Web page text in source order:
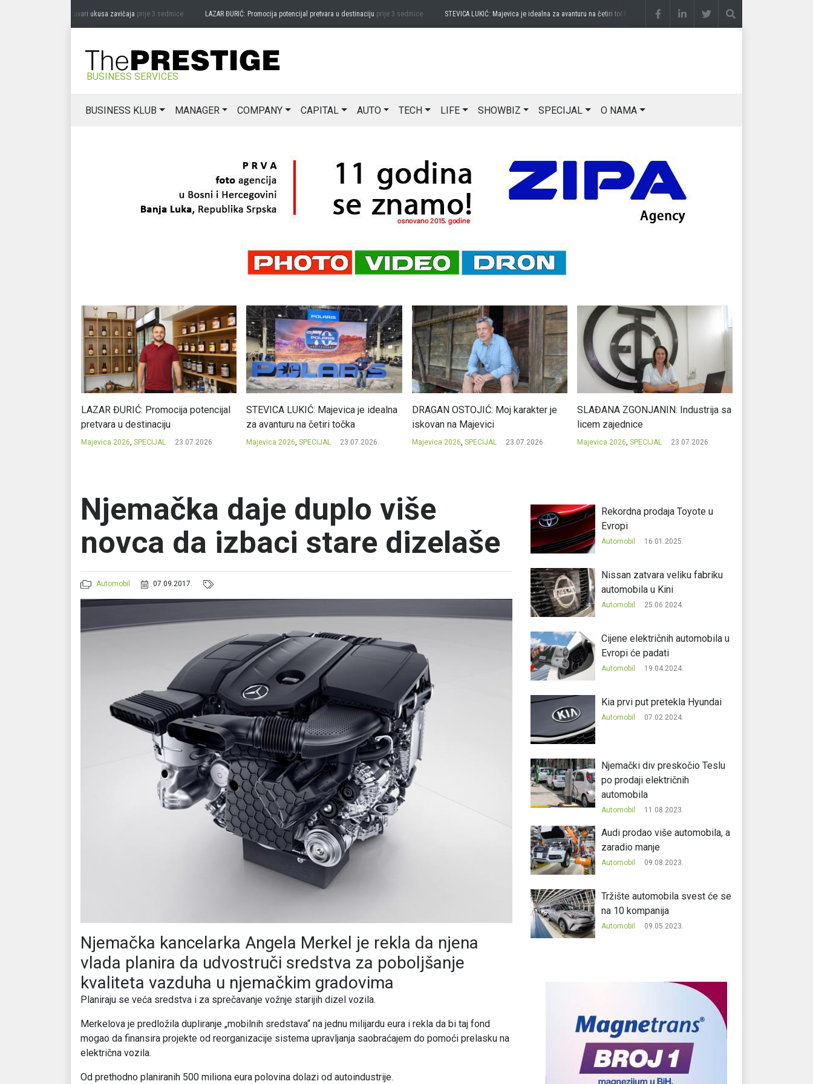
MIĆANOVIĆ: Čuvari ukusa zavičajaprije 3 sedmice LAZAR ĐURIĆ: Promocija potencijal pretvara u destinacijuprije 3 sedmice STEVICA LUKIĆ: Majevica je idealna za avanturu na četiri točkaprije 3 sedmice DRAGAN OSTOJIĆ: Moj karakter je
BUSINESS SERVICES
BUSINESS KLUB MANAGER COMPANY CAPITAL AUTO TECH LIFE SHOWBIZ SPECIJAL O NAMA
LAZAR ĐURIĆ: Promocija potencijal
pretvara u destinaciju
Majevica 2026, SPECIJAL 23.07.2026.
STEVICA LUKIĆ: Majevica je idealna
za avanturu na četiri točka
Majevica 2026, SPECIJAL 23.07.2026.
DRAGAN OSTOJIĆ: Moj karakter je
iskovan na Majevici
Majevica 2026, SPECIJAL 23.07.2026.
SLAĐANA ZGONJANIN: Industrija sa
licem zajednice
Majevica 2026, SPECIJAL 23.07.2026.
Njemačka daje duplo više
novca da izbaci stare dizelaše
Automobil 07.09.2017.
Njemačka kancelarka Angela Merkel je rekla da njena
vlada planira da udvostruči sredstva za poboljšanje
kvaliteta vazduha u njemačkim gradovima
Planiraju se veća sredstva i za sprečavanje vožnje starijih dizel vozila.
Merkelova je predložila dupliranje „mobilnih sredstava“ na jednu milijardu eura i rekla da bi taj fond
mogao da finansira projekte od reorganizacije sistema upravljanja saobraćajem do pomoći prelasku na
električna vozila.
Od prethodno planiranih 500 miliona eura polovina dolazi od autoindustrije.
Rekordna prodaja Toyote u
Evropi
Automobil 16.01.2025.
Nissan zatvara veliku fabriku
automobila u Kini
Automobil 25.06.2024.
Cijene električnih automobila u
Evropi će padati
Automobil 19.04.2024.
Kia prvi put pretekla Hyundai
Automobil 07.02.2024.
Njemački div preskočio Teslu
po prodaji električnih
automobila
Automobil 11.08.2023.
Audi prodao više automobila, a
zaradio manje
Automobil 09.08.2023.
Tržište automobila svest će se
na 10 kompanija
Automobil 09.05.2023.